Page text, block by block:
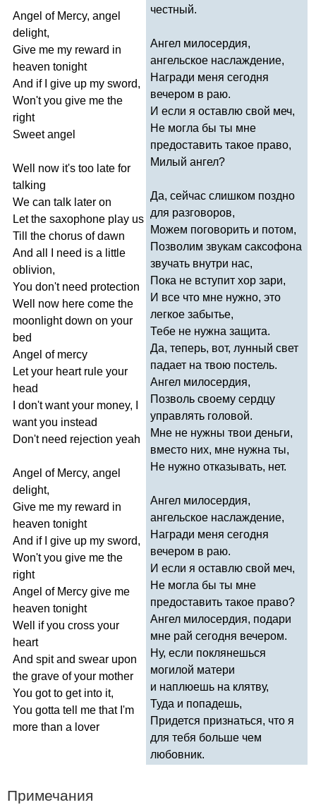
Angel of Mercy, angel
delight,
Give me my reward in
heaven tonight
And if give up my sword,
Won't you give me the
right
Sweet angel
Well now it's too late for
talking
We can talk later on
Let the saxophone play us
Till
the chorus of dawn
And all need is a little
oblivion,
You don't need protection
Well
now here come the
moonlight down on your
bed
Angel of mercy
Let your heart rule your
head
don't want your money,
want you instead
Don't need rejection yeah
Angel of Mercy, angel
delight,
Give me my reward in
heaven tonight
And if give up my sword,
Won't you give me the
right
Angel of Mercy give me
heaven tonight
Well
if you cross your
heart
And spit and swear upon
the grave of your mother
You got to get into it,
You gotta tell me that I'm
more than a lover
честный.
Ангел милосердия,
ангельское наслаждение,
Награди меня сегодня
вечером в раю.
И если я оставлю свой меч,
Не могла бы ты мне
предоставить такое право,
Милый ангел?
Да, сейчас слишком поздно
для разговоров,
Можем поговорить и потом,
Позволим звукам саксофона
звучать внутри нас,
Пока не вступит хор зари,
И все что мне нужно, это
легкое забытье,
Тебе не нужна защита.
Да, теперь, вот, лунный свет
падает на твою постель.
Ангел милосердия,
Позволь своему сердцу
управлять головой.
Мне не нужны твои деньги,
вместо них, мне нужна ты,
Не нужно отказывать, нет.
Ангел милосердия,
ангельское наслаждение,
Награди меня сегодня
вечером в раю.
И если я оставлю свой меч,
Не могла бы ты мне
предоставить такое право?
Ангел милосердия, подари
мне рай сегодня вечером.
Ну, если поклянешься
могилой матери
и наплюешь на клятву,
Туда и попадешь,
Придется признаться, что я
для тебя больше чем
любовник.
Примечания